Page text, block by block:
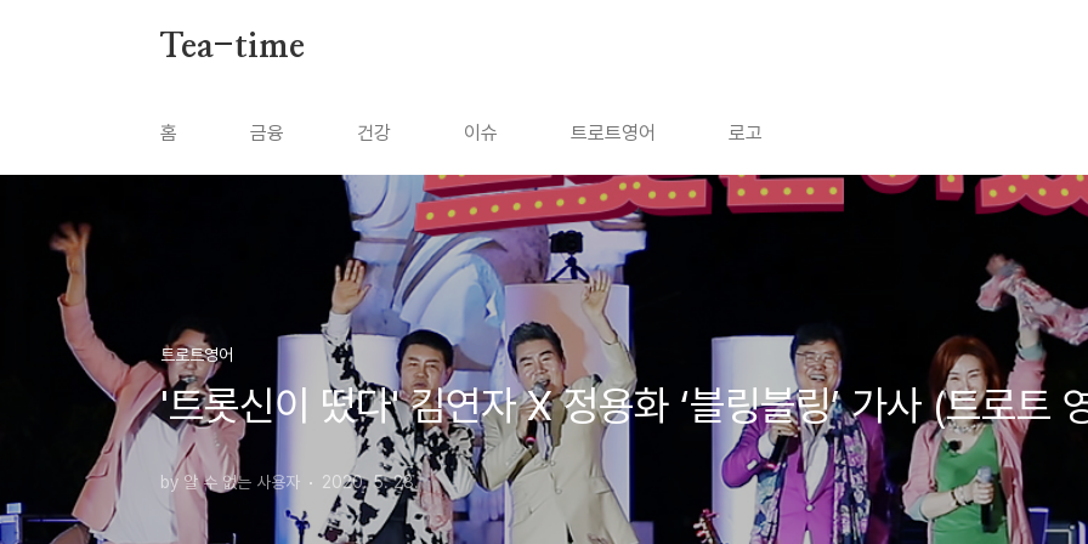
Tea-time
홈 금융 건강 이슈 트로트영어 로고
트로트영어
'트롯신이 떴다' 김연자 X 정용화 ‘블링블링’ 가사 (트로트
by 알 수 없는 사용자 2020. 5. 28.